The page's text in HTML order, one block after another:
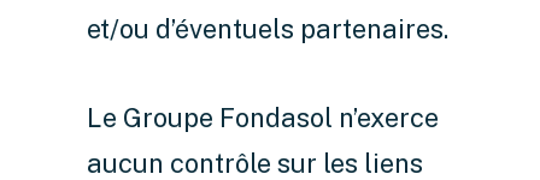
et/ou d’éventuels partenaires.
Le Groupe Fondasol n’exerce
aucun contrôle sur les liens